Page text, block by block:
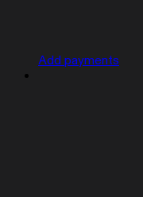
Add payments